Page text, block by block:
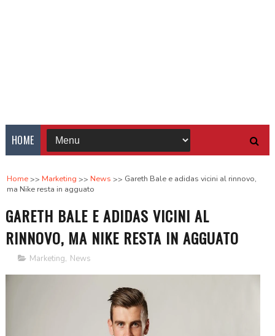
HOME
Home Marketing News
Gareth Bale e adidas vicini al rinnovo,
ma Nike resta in agguato
GARETH BALE E ADIDAS VICINI AL
RINNOVO, MA NIKE RESTA IN AGGUATO
Marketing, News